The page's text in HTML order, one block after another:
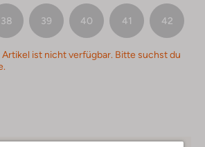
38 39 40 41 42
Artikel ist nicht verfügbar. Bitte suchst du